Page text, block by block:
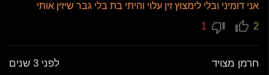
אני דומיני ובלי לימצוץ זין עלוי והיתי בת בלי גבר שיזין אותי
2
חרמן מצויד לפני 3 שנים